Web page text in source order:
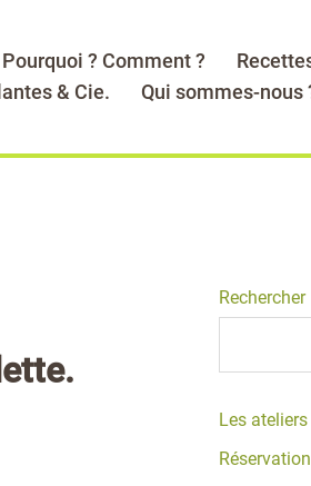
Pourquoi ? Comment ?
& Cie. Qui sommes-nous
Rechercher
Les ateliers